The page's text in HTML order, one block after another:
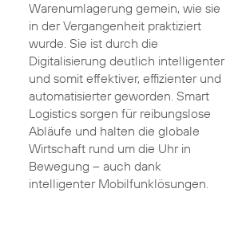
Warenumlagerung gemein, wie sie
in der Vergangenheit praktiziert
wurde. Sie ist durch die
Digitalisierung deutlich intelligenter
und somit effektiver, effizienter und
automatisierter geworden. Smart
Logistics sorgen für reibungslose
Abläufe und halten die globale
Wirtschaft rund um die Uhr in
Bewegung – auch dank
intelligenter Mobilfunklösungen.